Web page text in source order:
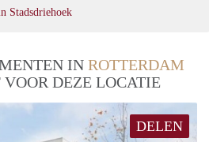
Stadsdriehoek
IN ROTTERDAM
DEZE LOCATIE
DELEN